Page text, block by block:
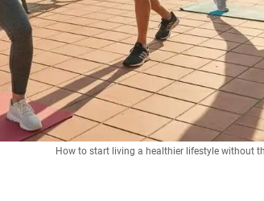
How to start living a healthier lifestyle without